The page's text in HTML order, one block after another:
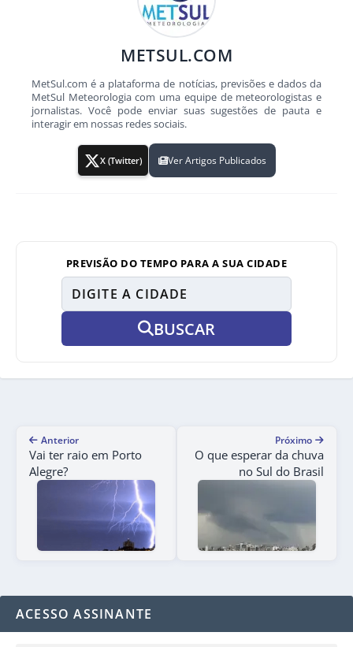
METSUL.COM
MetSul.com é a plataforma de notícias, previsões e dados da
MetSul Meteorologia com uma equipe de meteorologistas e
jornalistas. Você pode enviar suas sugestões de pauta e
interagir em nossas redes sociais.
X (Twitter) Ver Artigos Publicados
PREVISÃO DO TEMPO PARA A SUA CIDADE
BUSCAR
Anterior
Vai ter raio em Porto
Alegre?
Próximo
O que esperar da chuva
no Sul do Brasil
ACESSO ASSINANTE